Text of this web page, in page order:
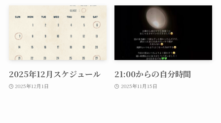
2025年12月スケジュール
2025年12月1日
21:00からの自分時間
2025年11月15日